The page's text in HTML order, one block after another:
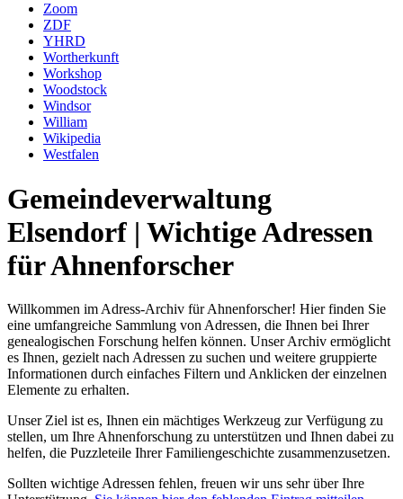
Zoom
ZDF
YHRD
Wortherkunft
Workshop
Woodstock
Windsor
William
Wikipedia
Westfalen
Gemeindeverwaltung
Elsendorf | Wichtige Adressen
für Ahnenforscher
Willkommen im Adress-Archiv für Ahnenforscher! Hier finden Sie
eine umfangreiche Sammlung von Adressen, die Ihnen bei Ihrer
genealogischen Forschung helfen können. Unser Archiv ermöglicht
es Ihnen, gezielt nach Adressen zu suchen und weitere gruppierte
Informationen durch einfaches Filtern und Anklicken der einzelnen
Elemente zu erhalten.
Unser Ziel ist es, Ihnen ein mächtiges Werkzeug zur Verfügung zu
stellen, um Ihre Ahnenforschung zu unterstützen und Ihnen dabei zu
helfen, die Puzzleteile Ihrer Familiengeschichte zusammenzusetzen.
Sollten wichtige Adressen fehlen, freuen wir uns sehr über Ihre